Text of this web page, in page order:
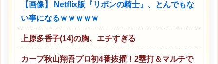
【画像】 Netflix版『リボンの騎士』、とんでもな
い事になるｗｗｗｗｗ
上原多香子(14)の胸、エチすぎる
カープ秋山翔吾プロ初4番抜擢！2塁打＆マルチで